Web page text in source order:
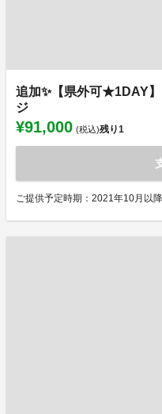
追加✨【県外可★1DAY
ジ
¥91,000 (税込)残り1
ご提供予定時期：2021年10月以降